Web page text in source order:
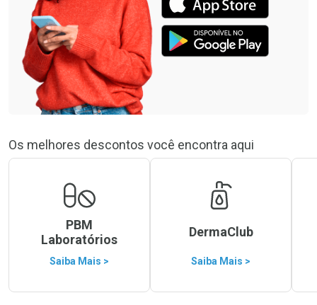
Os melhores descontos você encontra aqui
PBM
Laboratórios
Saiba Mais >
DermaClub
Saiba Mais >